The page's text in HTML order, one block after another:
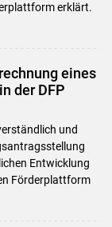
erklärt.
eines
der DFP
und
Entwicklung
Förderplattform